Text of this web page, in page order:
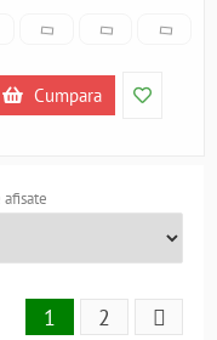
Cumpara
afisate
1 2